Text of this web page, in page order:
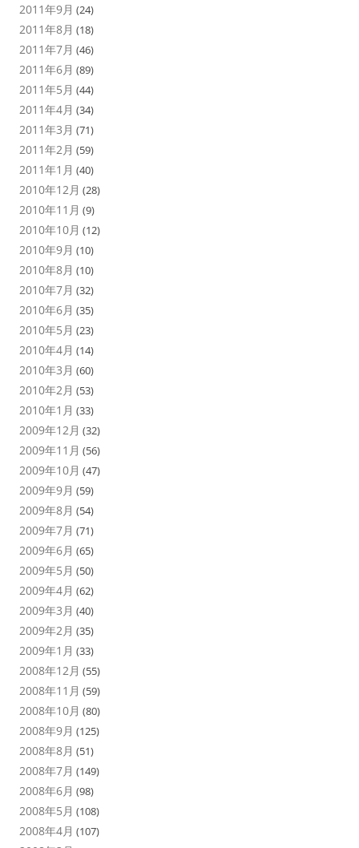
2011年9月 (24)
2011年8月 (18)
2011年7月 (46)
2011年6月 (89)
2011年5月 (44)
2011年4月 (34)
2011年3月 (71)
2011年2月 (59)
2011年1月 (40)
2010年12月 (28)
2010年11月 (9)
2010年10月 (12)
2010年9月 (10)
2010年8月 (10)
2010年7月 (32)
2010年6月 (35)
2010年5月 (23)
2010年4月 (14)
2010年3月 (60)
2010年2月 (53)
2010年1月 (33)
2009年12月 (32)
2009年11月 (56)
2009年10月 (47)
2009年9月 (59)
2009年8月 (54)
2009年7月 (71)
2009年6月 (65)
2009年5月 (50)
2009年4月 (62)
2009年3月 (40)
2009年2月 (35)
2009年1月 (33)
2008年12月 (55)
2008年11月 (59)
2008年10月 (80)
2008年9月 (125)
2008年8月 (51)
2008年7月 (149)
2008年6月 (98)
2008年5月 (108)
2008年4月 (107)